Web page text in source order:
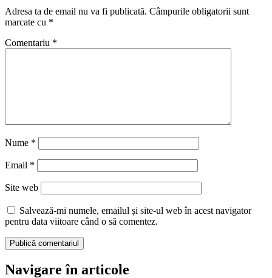
Adresa ta de email nu va fi publicată. Câmpurile obligatorii sunt
marcate cu *
Comentariu *
Nume *
Email *
Site web
Salvează-mi numele, emailul și site-ul web în acest navigator
pentru data viitoare când o să comentez.
Navigare în articole